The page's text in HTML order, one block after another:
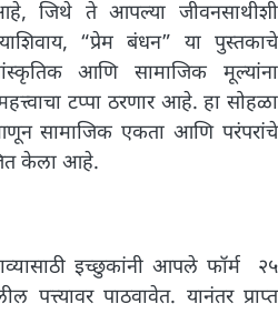
जिथे ते आपल्या जीवनसाथीशी
“प्रेम बंधन” या पुस्तकाचे
आणि सामाजिक मूल्यांना
टप्पा ठरणार आहे. हा सोहळा
सामाजिक एकता आणि परंपरांचे
केला आहे.
इच्छुकांनी आपले फॉर्म २५
पत्त्यावर पाठवावेत. यानंतर प्राप्त